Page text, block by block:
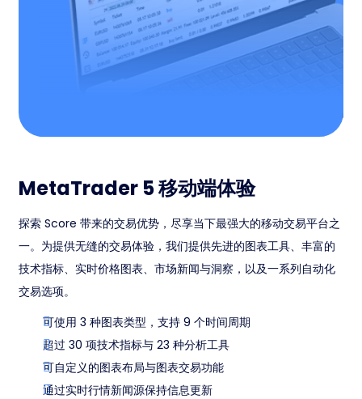
MetaTrader 5 移动端体验
探索 Score 带来的交易优势，尽享当下最强大的移动交易平台之
一。为提供无缝的交易体验，我们提供先进的图表工具、丰富的
技术指标、实时价格图表、市场新闻与洞察，以及一系列自动化
交易选项。
可使用 3 种图表类型，支持 9 个时间周期
超过 30 项技术指标与 23 种分析工具
可自定义的图表布局与图表交易功能
通过实时行情新闻源保持信息更新